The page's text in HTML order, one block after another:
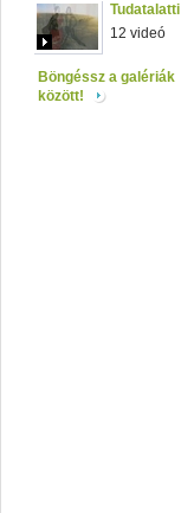
Tudatalatti
12 videó
Böngéssz a galériák
között!